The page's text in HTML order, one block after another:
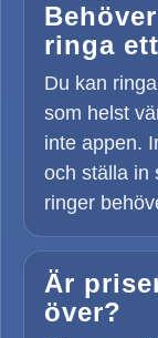
ringa
Du kan
som helst
inte appen.
och ställa in
ringer
Är
över?